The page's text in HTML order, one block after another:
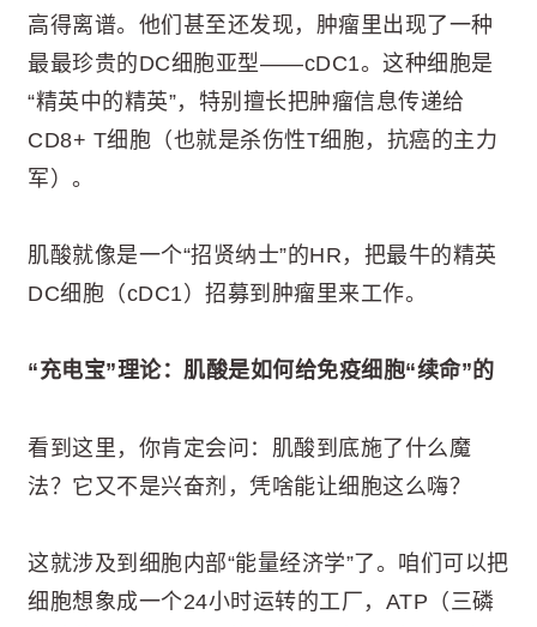
高得离谱。他们甚至还发现，肿瘤里出现了一种
最最珍贵的DC细胞亚型——cDC1。这种细胞是
“精英中的精英”，特别擅长把肿瘤信息传递给
CD8+ T细胞（也就是杀伤性T细胞，抗癌的主力
军）。
肌酸就像是一个“招贤纳士”的HR，把最牛的精英
DC细胞（cDC1）招募到肿瘤里来工作。
“充电宝”理论：肌酸是如何给免疫细胞“续命”的
看到这里，你肯定会问：肌酸到底施了什么魔
法？它又不是兴奋剂，凭啥能让细胞这么嗨？
这就涉及到细胞内部“能量经济学”了。咱们可以把
细胞想象成一个24小时运转的工厂，ATP（三磷